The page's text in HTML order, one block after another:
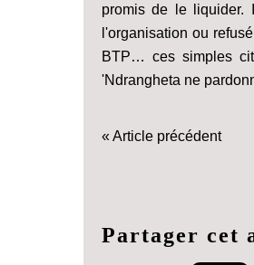
promis de le liquider.
l'organisation ou
BTP… ces simples
'Ndrangheta ne
« Article précédent
Partager cet